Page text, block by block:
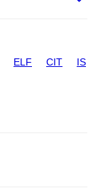
ELF CIT IS